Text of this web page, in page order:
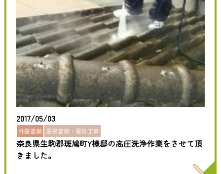
2017/05/03
外壁塗装 屋根塗装・屋根工事
奈良県生駒郡斑鳩町Y様邸の高圧洗浄作業をさせて頂
きました。